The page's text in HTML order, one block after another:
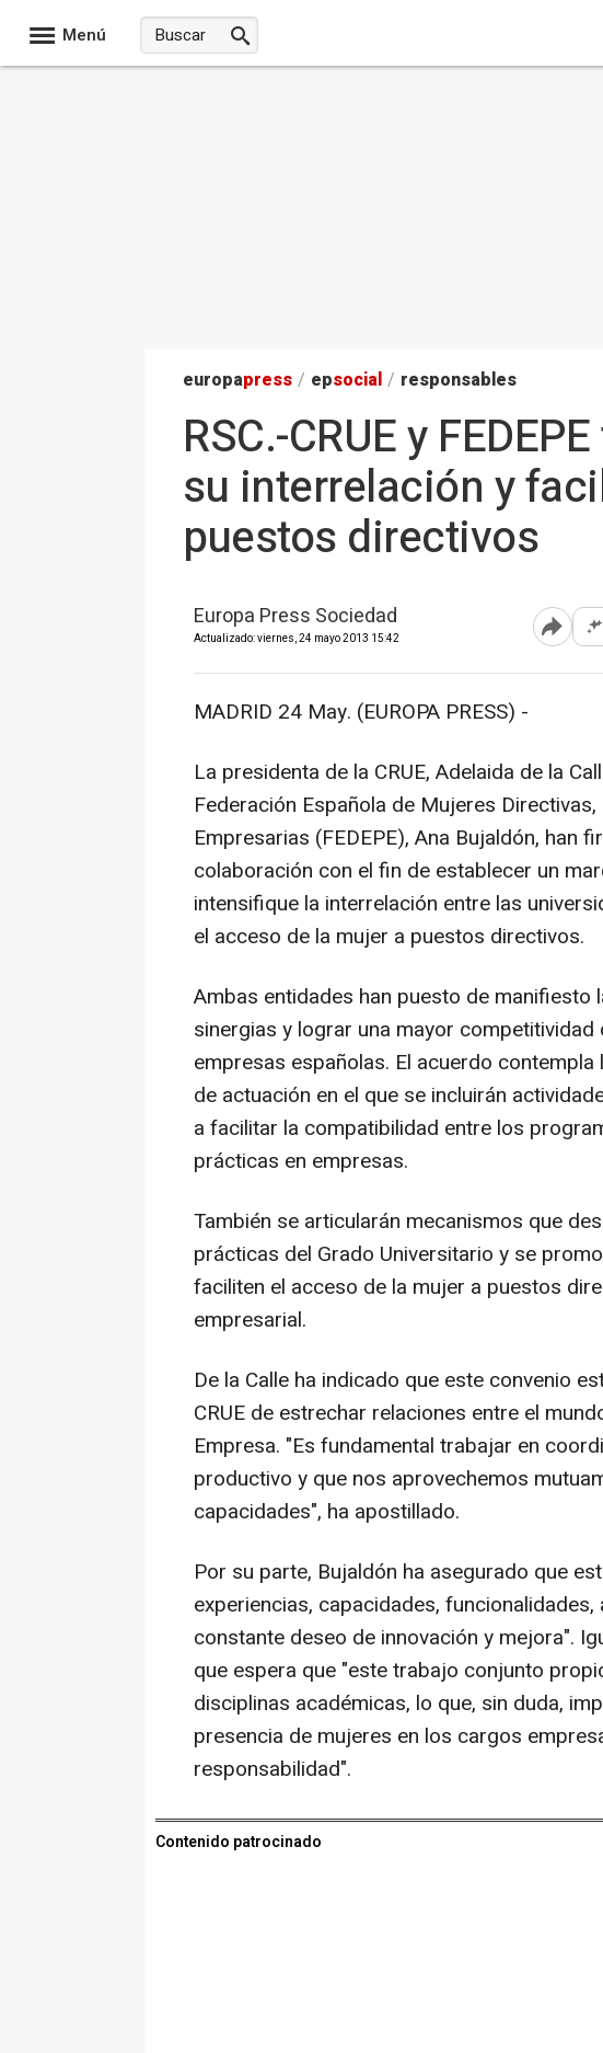
Menú
europapress / epsocial / responsables
RSC.-CRUE y
su interrelación y
puestos directivos
Europa Press Sociedad
Actualizado: viernes, 24 mayo 2013 15:42 Abrir
MADRID 24 May. (EUROPA PRESS) -
La presidenta de la CRUE, Adelaida de la
Federación Española de Mujeres
Empresarias (FEDEPE), Ana Bujaldón, han
colaboración con el fin de establecer un
intensifique la interrelación entre las
el acceso de la mujer a puestos directivos.
Ambas entidades han puesto de manifiesto
sinergias y lograr una mayor competitividad
empresas españolas. El acuerdo
de actuación en el que se incluirán
a facilitar la compatibilidad entre los
prácticas en empresas.
También se articularán mecanismos que
prácticas del Grado Universitario y se
faciliten el acceso de la mujer a puestos
empresarial.
De la Calle ha indicado que este convenio
CRUE de estrechar relaciones entre el
Empresa. "Es fundamental trabajar en
productivo y que nos aprovechemos
capacidades", ha apostillado.
Por su parte, Bujaldón ha asegurado que
experiencias, capacidades,
constante deseo de innovación y mejora".
que espera que "este trabajo conjunto
disciplinas académicas, lo que, sin duda,
presencia de mujeres en los cargos
responsabilidad".
Contenido patrocinado